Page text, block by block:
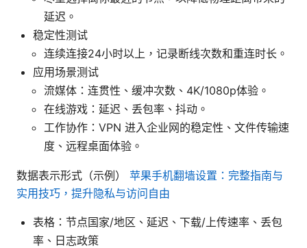
延迟。
稳定性测试
连续连接24小时以上，记录断线次数和重连时长。
应用场景测试
流媒体：连贯性、缓冲次数、4K/1080p体验。
在线游戏：延迟、丢包率、抖动。
工作协作：VPN 进入企业网的稳定性、文件传输速
度、远程桌面体验。
数据表示形式（示例） 苹果手机翻墙设置：完整指南与
实用技巧，提升隐私与访问自由
表格：节点国家/地区、延迟、下载/上传速率、丢包
率、日志政策